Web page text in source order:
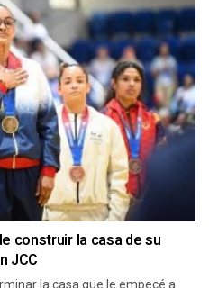
construir la casa de su
JCC
la casa que le empecé a